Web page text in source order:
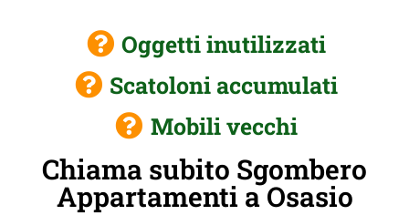
Oggetti inutilizzati
Scatoloni accumulati
Mobili vecchi
Chiama subito Sgombero
Appartamenti a Osasio